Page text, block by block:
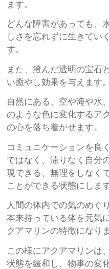
ます。
どんな障害があっても、
しさを忘れずに生きてい
す。
また、澄んだ透明の宝石
い癒やし効果を与えます。
自然にある、空や海や水
のような色に変化するア
の心を落ち着かせます。
コミュニケーションを良
ではなく、滞りなく自分
現できる、無理をしなく
ことができる状態にします
人間の体内での気のめぐ
本来持っている体を元気
クアマリンの特徴になり
この様にアクアマリンは
状態を緩和し、物事の変